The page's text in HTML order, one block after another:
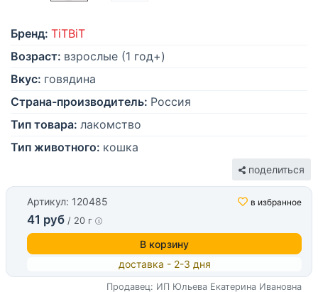
Бренд: TiTBiT
Возраст: взрослые (1 год+)
Вкус: говядина
Страна-производитель: Россия
Тип товара: лакомство
Тип животного: кошка
поделиться
Артикул: 120485 в избранное
41 руб / 20 г
В корзину
доставка - 2-3 дня
Продавец: ИП Юльева Екатерина Ивановна